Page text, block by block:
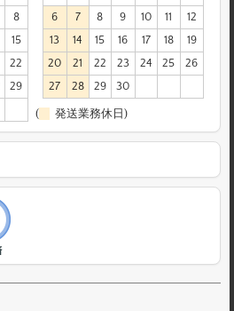
8
15
22
29
6
7 8 9 10 11
12
13
14 15 16 17 18
19
20
21 22 23 24 25
26
27
28 29 30
( 発送業務休日)